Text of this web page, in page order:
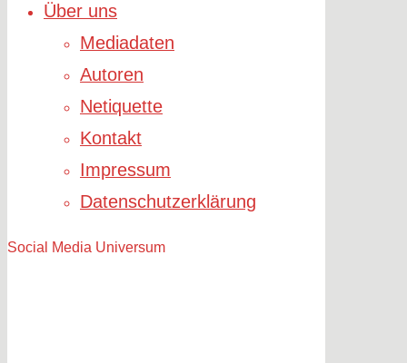
Über uns
Mediadaten
Autoren
Netiquette
Kontakt
Impressum
Datenschutzerklärung
Social Media Universum